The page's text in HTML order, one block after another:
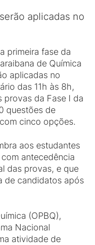
aplicadas no
primeira fase da
de Química
aplicadas no
das 11h às 8h,
provas da Fase I da
questões de
cinco opções.
aos estudantes
antecedência
das provas, e que
de candidatos após
(OPBQ),
Nacional
atividade de